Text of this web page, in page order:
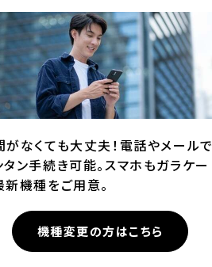
がなくても大丈夫！電話やメールで
タン手続き可能。スマホもガラケー
新機種をご用意。
機種変更の方はこちら